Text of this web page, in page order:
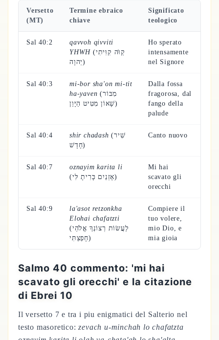
Versetto
(MT)
Termine ebraico
chiave
Significato
teologico
Sal 40:2
qavvoh qivviti
YHWH (קַוֹּה קִוִּיתִי
יְהוָה)
Ho sperato
intensamente
nel Signore
Sal 40:3
mi-bor sha'on mi-tit
ha-yaven (מִבּוֹר
שָׁאוֹן מִטִּיט הַיָּוֵן)
Dalla fossa
fragorosa, dal
fango della
palude
Sal 40:4 shir chadash (שִׁיר
חָדָשׁ)
Canto nuovo
Sal 40:7
oznayim karita li
(אָזְנַיִם כָּרִיתָ לִּי)
Mi hai
scavato gli
orecchi
Sal 40:9
la'asot retzonkha
Elohai chafatzti
(לַעֲשׂוֹת רְצוֹנְךָ אֱלֹהַי
חָפַצְתִּי)
Compiere il
tuo volere,
mio Dio, e
mia gioia
Salmo 40 commento: 'mi hai
scavato gli orecchi' e la citazione
di Ebrei 10
Il versetto 7 e tra i piu enigmatici del Salterio nel
testo masoretico:zevach u-minchah lo chafatzta